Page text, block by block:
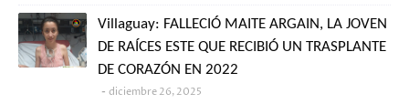
Villaguay: FALLECIÓ MAITE ARGAIN, LA JOVEN
DE RAÍCES ESTE QUE RECIBIÓ UN TRASPLANTE
DE CORAZÓN EN 2022
diciembre 26, 2025